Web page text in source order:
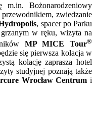
m.in. Bożonarodzeniowy
zwiedzanie
, spacer po Parku
w ręku, wizyta na
MP MICE Tour®
się pierwsza kolacja w
kolację zaprasza hotel
studyjnej poznają także
Wrocław Centrum i